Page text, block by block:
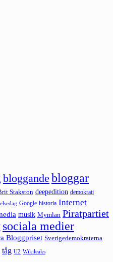
bloggande bloggar
Stakston deepedition demokrati
Google historia Internet
musik Mymlan Piratpartiet
sociala medier
Bloggpriset Sverigedemokraterna
tåg U2 Wikileaks